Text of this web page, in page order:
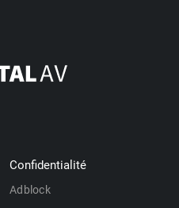
Confidentialité
Adblock